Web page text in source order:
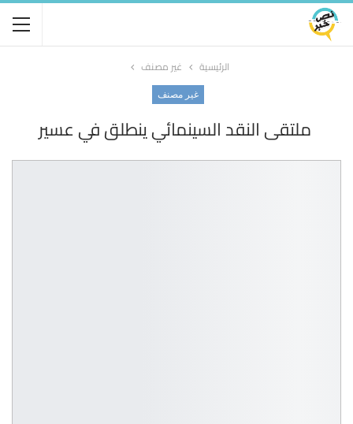
الرئيسية غير مصنف
غير مصنف
ملتقى النقد السينمائي ينطلق في عسير